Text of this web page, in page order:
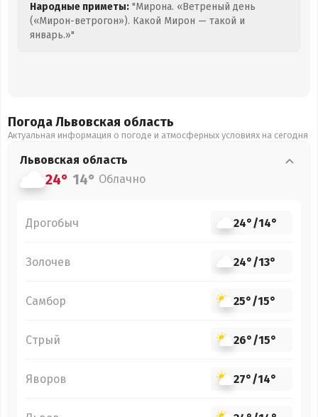
Народные приметы: "Мирона. «Ветреный день
(«Мирон-ветрогон»). Какой Мирон — такой и
январь.»"
Погода Львовская область
Актуальная информация о погоде и атмосферных условиях на сегодня
Львовская область
24° 14° Облачно
Дрогобыч 24°/14°
Золочев 24°/13°
Самбор 25°/15°
Стрый 26°/15°
Яворов 27°/14°